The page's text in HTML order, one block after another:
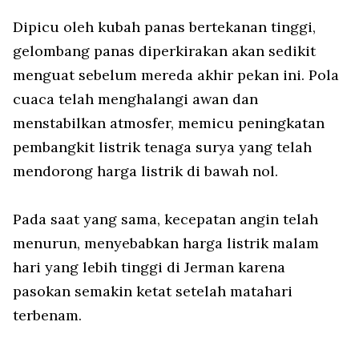
Dipicu oleh kubah panas bertekanan tinggi,
gelombang panas diperkirakan akan sedikit
menguat sebelum mereda akhir pekan ini. Pola
cuaca telah menghalangi awan dan
menstabilkan atmosfer, memicu peningkatan
pembangkit listrik tenaga surya yang telah
mendorong harga listrik di bawah nol.
Pada saat yang sama, kecepatan angin telah
menurun, menyebabkan harga listrik malam
hari yang lebih tinggi di Jerman karena
pasokan semakin ketat setelah matahari
terbenam.